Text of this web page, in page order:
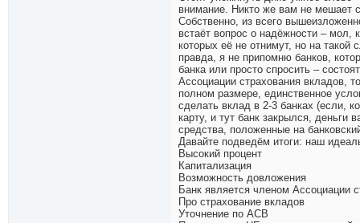
внимание. Никто же вам не мешает
Собственно, из всего
встаёт вопрос о надёжности – мол,
которых её не отнимут, но на такой
правда, я не припомню банков,
банка или просто спросить –
Ассоциации страхования вкладов,
полном размере, единственное
сделать вклад в 2-3 банках (если,
карту, и тут банк закрылся,
средства, положенные на
Давайте подведём итоги: наш
Высокий процент
Капитализация
Возможность довложения
Банк является членом Ассоциации
Про страхование вкладов
Уточнение по АСВ